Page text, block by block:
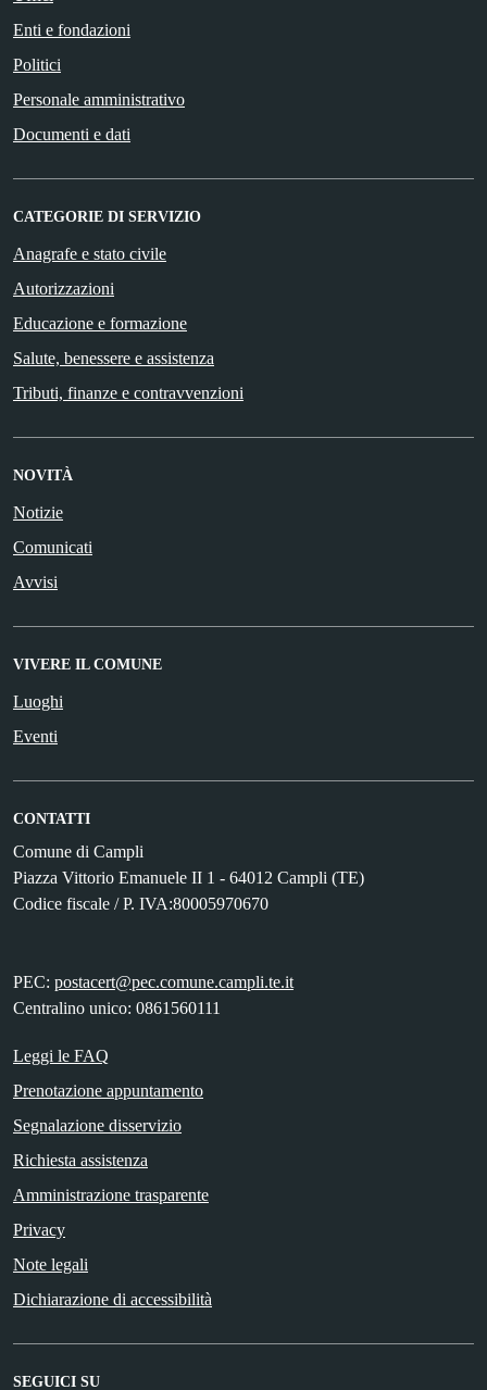
Enti e fondazioni
Politici
Personale amministrativo
Documenti e dati
CATEGORIE DI SERVIZIO
Anagrafe e stato civile
Autorizzazioni
Educazione e formazione
Salute, benessere e assistenza
Tributi, finanze e contravvenzioni
NOVITÀ
Notizie
Comunicati
Avvisi
VIVERE IL COMUNE
Luoghi
Eventi
CONTATTI
Comune di Campli
Piazza Vittorio Emanuele II 1 - 64012 Campli (TE)
Codice fiscale / P. IVA:80005970670
PEC: postacert@pec.comune.campli.te.it
Centralino unico: 0861560111
Leggi le FAQ
Prenotazione appuntamento
Segnalazione disservizio
Richiesta assistenza
Amministrazione trasparente
Privacy
Note legali
Dichiarazione di accessibilità
SEGUICI SU